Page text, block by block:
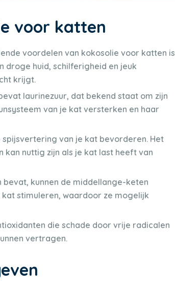
voor katten
voordelen van kokosolie voor katten is
droge huid, schilferigheid en jeuk
krijgt.
laurinezuur, dat bekend staat om zijn
van je kat versterken en haar
spijsvertering van je kat bevorderen. Het
kan nuttig zijn als je kat last heeft van
kunnen de middellange-keten
stimuleren, waardoor ze mogelijk
die schade door vrije radicalen
vertragen.